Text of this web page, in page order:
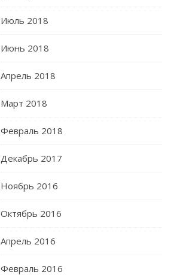
Июль 2018
Июнь 2018
Апрель 2018
Март 2018
Февраль 2018
Декабрь 2017
Ноябрь 2016
Октябрь 2016
Апрель 2016
Февраль 2016